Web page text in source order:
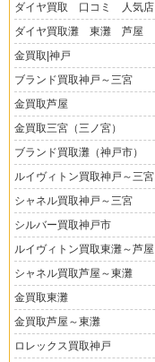
ダイヤ買取 口コミ 人気店
ダイヤ買取灘 東灘 芦屋
金買取|神戸
ブランド買取神戸～三宮
金買取芦屋
金買取三宮（三ノ宮）
ブランド買取灘（神戸市）
ルイヴィトン買取神戸～三宮
シャネル買取神戸～三宮
シルバー買取神戸市
ルイヴィトン買取東灘～芦屋
シャネル買取芦屋～東灘
金買取東灘
金買取芦屋～東灘
ロレックス買取神戸